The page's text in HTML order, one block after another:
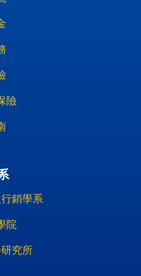
險
銷學系
院
究所